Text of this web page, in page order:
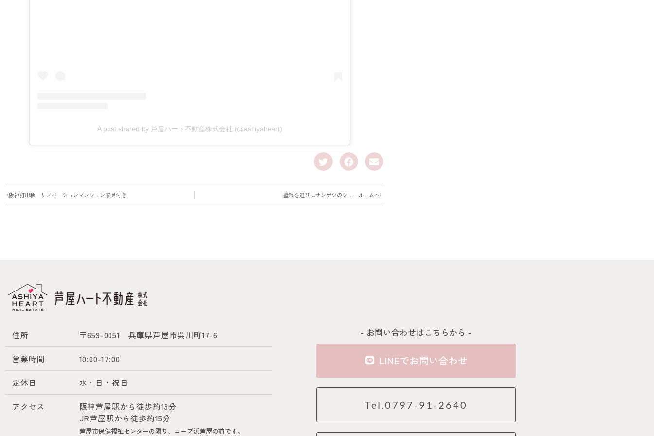
A post shared by 芦屋ハート不動産株式会社 (@ashiyaheart)
阪神打出駅 リノベーションマンション家具付き 壁紙を選びにサンゲツのショールームへ
住所 〒659-0051 兵庫県芦屋市呉川町17-6
営業時間 10:00-17:00
定休日 水・日・祝日
アクセス
阪神芦屋駅から徒歩約13分
JR芦屋駅から徒歩約15分
芦屋市保健福祉センターの隣り、コープ浜芦屋の前です。
- お問い合わせはこちらから -
LINEでお問い合わせ
Tel.0797-91-2640